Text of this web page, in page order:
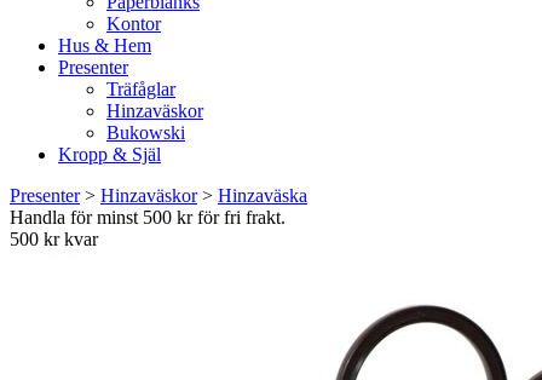
Kontor
Hus & Hem
Presenter
Träfåglar
Hinzaväskor
Bukowski
Kropp & Själ
Presenter> Hinzaväskor> Hinzaväska
Handla för minst 500 kr för fri frakt.
500 kr kvar